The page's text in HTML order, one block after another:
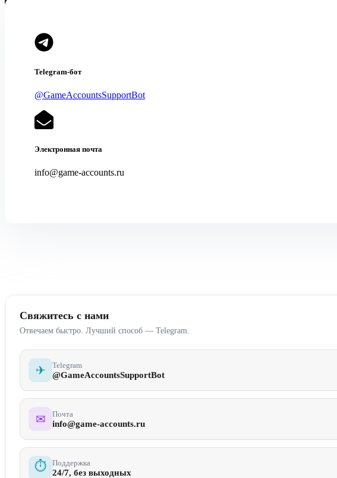
Telegram-бот
@GameAccountsSupportBot
Электронная почта
info@game-accounts.ru
Свяжитесь с нами
Отвечаем быстро. Лучший способ — Telegram.
✈ Telegram
@GameAccountsSupportBot
✉ Почта
info@game-accounts.ru
⏱ Поддержка
24/7, без выходных